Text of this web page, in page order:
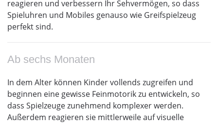
reagieren und verbessern Ihr Sehvermögen, so dass
Spieluhren und Mobiles genauso wie Greifspielzeug
perfekt sind.
Ab sechs Monaten
In dem Alter können Kinder vollends zugreifen und
beginnen eine gewisse Feinmotorik zu entwickeln, so
dass Spielzeuge zunehmend komplexer werden.
Außerdem reagieren sie mittlerweile auf visuelle